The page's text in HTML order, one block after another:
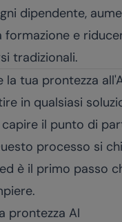
dipendente,
formazione e
tradizionali.
la tua prontezza
in qualsiasi
il punto di
processo si
ed è il primo passo
prontezza AI